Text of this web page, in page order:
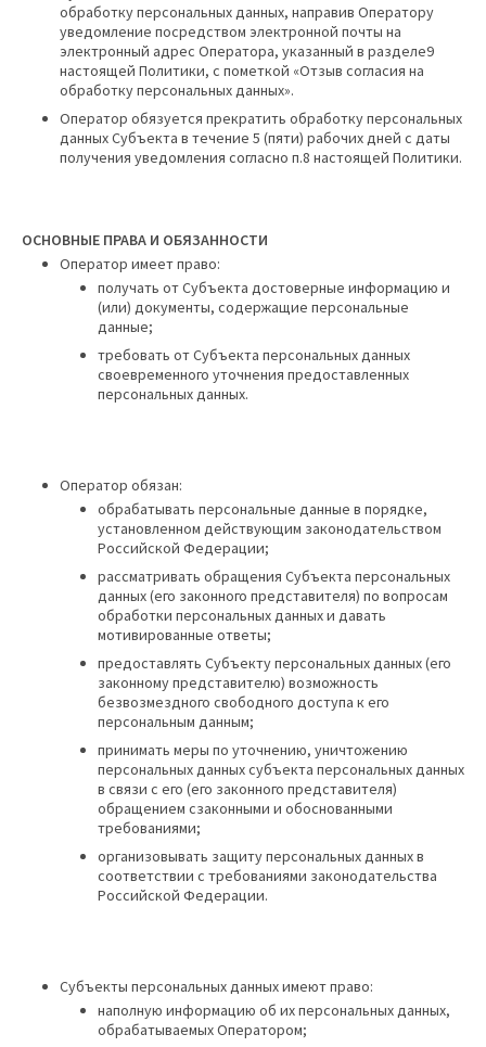
обработку персональных данных, направив Оператору
уведомление посредством электронной почты на
электронный адрес Оператора, указанный в разделе9
настоящей Политики, с пометкой «Отзыв согласия на
обработку персональных данных».
Оператор обязуется прекратить обработку персональных
данных Субъекта в течение 5 (пяти) рабочих дней с даты
получения уведомления согласно п.8 настоящей Политики.
ОСНОВНЫЕ ПРАВА И ОБЯЗАННОСТИ
Оператор имеет право:
получать от Субъекта достоверные информацию и
(или) документы, содержащие персональные
данные;
требовать от Субъекта персональных данных
своевременного уточнения предоставленных
персональных данных.
Оператор обязан:
обрабатывать персональные данные в порядке,
установленном действующим законодательством
Российской Федерации;
рассматривать обращения Субъекта персональных
данных (его законного представителя) по вопросам
обработки персональных данных и давать
мотивированные ответы;
предоставлять Субъекту персональных данных (его
законному представителю) возможность
безвозмездного свободного доступа к его
персональным данным;
принимать меры по уточнению, уничтожению
персональных данных субъекта персональных данных
в связи с его (его законного представителя)
обращением сзаконными и обоснованными
требованиями;
организовывать защиту персональных данных в
соответствии с требованиями законодательства
Российской Федерации.
Субъекты персональных данных имеют право:
наполную информацию об их персональных данных,
обрабатываемых Оператором;